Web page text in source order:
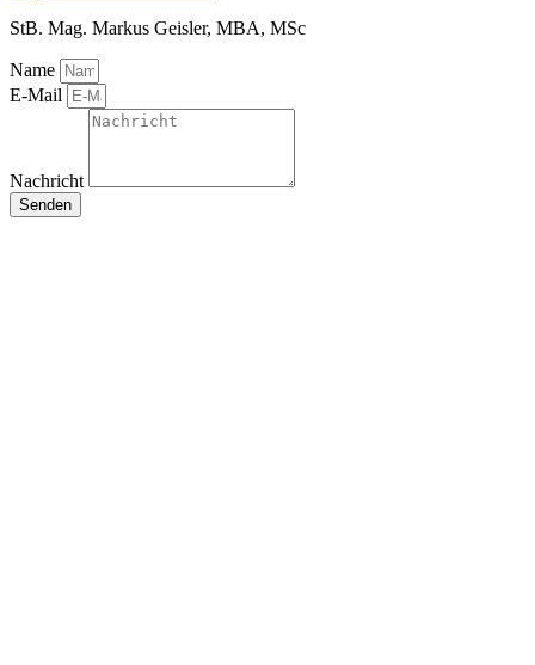
StB. Mag. Markus Geisler, MBA, MSc
Name
E-Mail
Nachricht
Senden